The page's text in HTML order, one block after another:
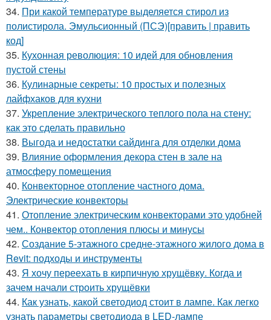
34. При какой температуре выделяется стирол из
полистирола. Эмульсионный (ПСЭ)[править | править
код]
35. Кухонная революция: 10 идей для обновления
пустой стены
36. Кулинарные секреты: 10 простых и полезных
лайфхаков для кухни
37. Укрепление электрического теплого пола на стену:
как это сделать правильно
38. Выгода и недостатки сайдинга для отделки дома
39. Влияние оформления декора стен в зале на
атмосферу помещения
40. Конвекторное отопление частного дома.
Электрические конвекторы
41. Отопление электрическим конвекторами это удобней
чем.. Конвектор отопления плюсы и минусы
42. Создание 5-этажного средне-этажного жилого дома в
Revit: подходы и инструменты
43. Я хочу переехать в кирпичную хрущёвку. Когда и
зачем начали строить хрущёвки
44. Как узнать, какой светодиод стоит в лампе. Как легко
узнать параметры светодиода в LED-лампе